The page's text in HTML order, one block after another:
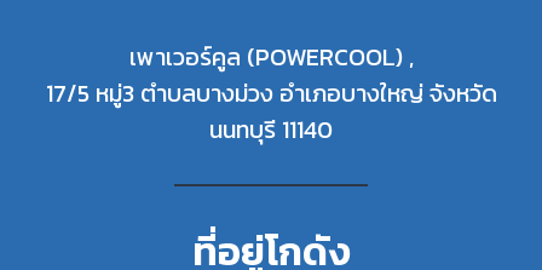
เพาเวอร์คูล (POWERCOOL) ,
17/5 หมู่3 ตำบลบางม่วง อำเภอบางใหญ่ จังหวัด
นนทบุรี 11140
ที่อยู่โกดัง